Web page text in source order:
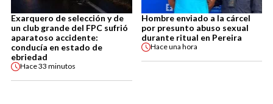
Exarquero de selección y de
un club grande del FPC sufrió
aparatoso accidente:
conducía en estado de
ebriedad
Hace33 minutos
Hombre enviado a la cárcel
por presunto abuso sexual
durante ritual en Pereira
Haceuna hora